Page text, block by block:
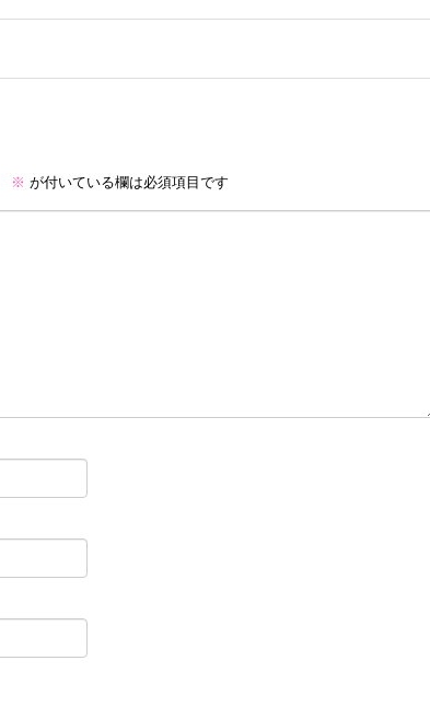
※ が付いている欄は必須項目です